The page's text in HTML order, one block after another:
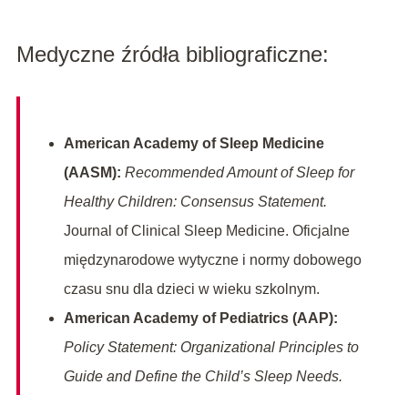
Medyczne źródła bibliograficzne:
American Academy of Sleep Medicine
(AASM): Recommended Amount of Sleep for
Healthy Children: Consensus Statement.
Journal of Clinical Sleep Medicine. Oficjalne
międzynarodowe wytyczne i normy dobowego
czasu snu dla dzieci w wieku szkolnym.
American Academy of Pediatrics (AAP):
Policy Statement: Organizational Principles to
Guide and Define the Child’s Sleep Needs.